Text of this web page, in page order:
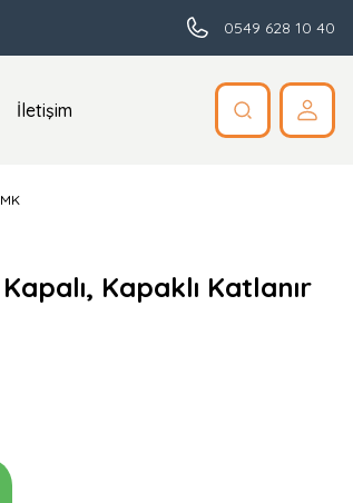
0549 628 10 40
İletişim
Kapaklı Katlanır